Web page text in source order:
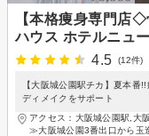
【本格痩身専門店
ハウス ホテルニュ
4.5
(12件)
【大阪城公園駅チカ】夏本
ディメイクをサポート
アクセス：大阪城公園駅,大
≫大阪城公園3番出口から玉